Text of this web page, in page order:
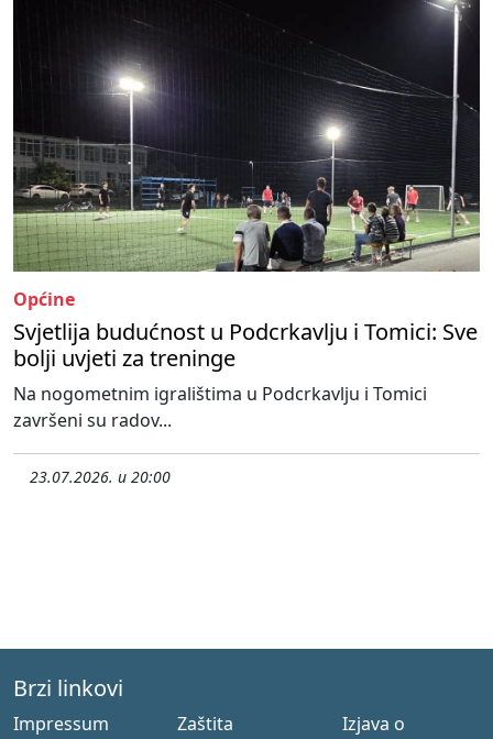
Općine
Svjetlija budućnost u Podcrkavlju i Tomici: Sve
bolji uvjeti za treninge
Na nogometnim igralištima u Podcrkavlju i Tomici
završeni su radov...
23.07.2026. u 20:00
Brzi linkovi
Impressum
Zaštita
Izjava o